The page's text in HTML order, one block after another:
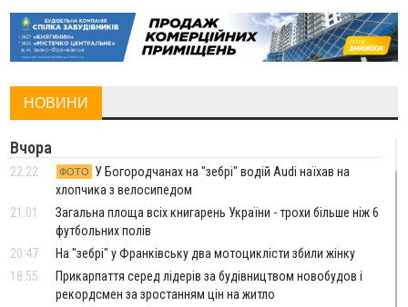
НОВИНИ
Вчора
22:22 ФОТО
У Богородчанах на "зебрі" водій Audi наїхав на
хлопчика з велосипедом
21:01
Загальна площа всіх книгарень України - трохи більше ніж 6
футбольних полів
20:47
На "зебрі" у Франківську два мотоциклісти збили жінку
18:55
Прикарпаття серед лідерів за будівництвом новобудов і
рекордсмен за зростанням цін на житло